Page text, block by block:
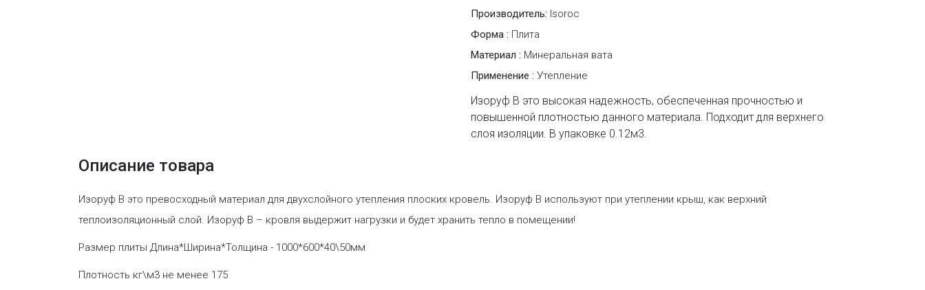
Производитель: Isoroc
Форма : Плита
Материал : Минеральная вата
Применение : Утепление
Изоруф В это высокая надежность, обеспеченная прочностью и
повышенной плотностью данного материала. Подходит для верхнего
слоя изоляции. В упаковке 0.12м3.
Описание товара
Изоруф В это превосходный материал для двухслойного утепления плоских кровель. Изоруф В используют при утеплении крыш, как верхний
теплоизоляционный слой. Изоруф В – кровля выдержит нагрузки и будет хранить тепло в помещении!
Размер плиты Длина*Ширина*Толщина - 1000*600*40\50мм
Плотность кг\м3 не менее 175